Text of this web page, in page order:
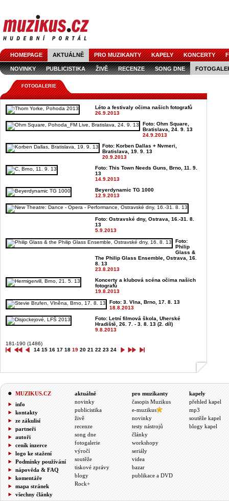
HOMEPAGE AKTUÁLNĚ PRO MUZIKANTY KAPELY KONCERTY
NOVINKY PUBLICISTIKA ŽIVĚ RECENZE SONG DNE
FOTOGALERIE
Léto a festivaly očima našich fotografů
26.9.2013
Foto: Ohm Square,
Bratislava, 24. 9. 13
24.9.2013
Foto: Korben Dallas + Nvmeri,
Bratislava, 19. 9. 13
20.9.2013
Foto: This Town Needs Guns, Brno, 11. 9.
13
14.9.2013
Beyerdynamic TG 1000
12.9.2013
Foto: Ostravské dny, Ostrava, 16.-31. 8.
13
5.9.2013
Foto:
Philip
Glass &
The Philip Glass Ensemble, Ostrava, 16.
8. 13
23.8.2013
Koncerty a klubová scéna očima našich
fotografů
19.8.2013
Foto: 3. Vlna, Brno, 17. 8. 13
18.8.2013
Foto: Letní filmová škola, Uherské
Hradiště, 26. 7. - 3. 8. 13 (2. díl)
9.8.2013
181-190 (1486)
14 15 16 17 18 19 20 21 22 23 24
MUZIKUS.CZ
info
kontakty
ze zákulisí
partneři
autoři
ceník inzerce
logo ke stažení
Podmínky používání
nápověda & FAQ
komentáře
mapa stránek
všechny články
aktuálně
novinky
publicistika
živě
recenze
song dne
fotogalerie
výročí
soutěže
tiskové zprávy
blogy
Rock+
pro muzikanty
časopis Muzikus
e-muzikus
novinky
testy nástrojů
články
workshopy
seriály
videa
bazar
publikace a DVD
kapely
přehled kapel
mp3
soutěže kapel
blogy kapel